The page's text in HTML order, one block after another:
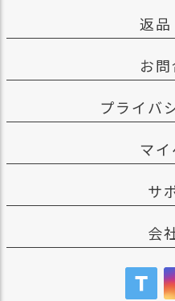
返品
お
プライバ
マ
サ
会